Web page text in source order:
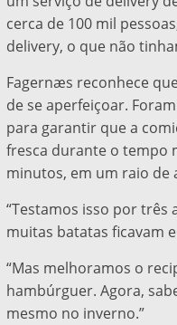
cerca de 100 mil
delivery, o que não
Fagernæs reconhece
de se aperfeiçoar.
para garantir que a
fresca durante o tempo
minutos, em um raio de
“Testamos isso por três
muitas batatas ficavam
“Mas melhoramos o
hambúrguer. Agora,
mesmo no inverno.”